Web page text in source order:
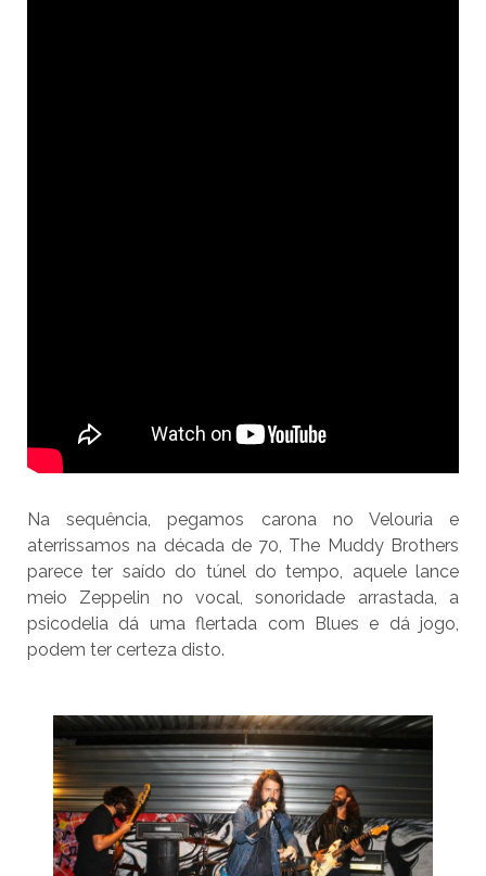
Na sequência, pegamos carona no Velouria e
aterrissamos na década de 70, The Muddy Brothers
parece ter saído do túnel do tempo, aquele lance
meio Zeppelin no vocal, sonoridade arrastada, a
psicodelia dá uma flertada com Blues e dá jogo,
podem ter certeza disto.